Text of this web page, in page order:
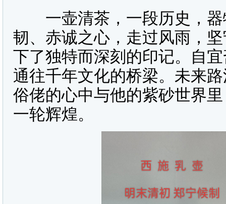
一壶清茶，一段历史，器
韧、赤诚之心，走过风雨，
下了独特而深刻的印记。自
通往千年文化的桥梁。未来
俗佬的心中与他的紫砂世界
一轮辉煌。